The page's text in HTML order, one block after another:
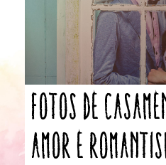
Fotos de
amor e